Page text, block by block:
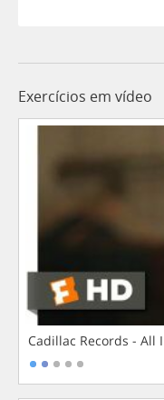
Exercícios em vídeo
Cadillac Records - All